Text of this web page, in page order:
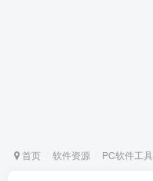
首页 软件资源 PC软件工具